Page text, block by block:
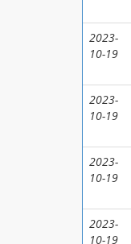
2023-
10-19
2023-
10-19
2023-
10-19
2023-
10-19